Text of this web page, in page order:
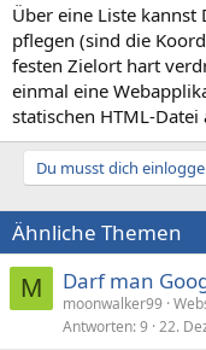
Über eine Liste
pflegen (sind die
festen Zielort hart
einmal eine
statischen HTML-
Du musst dich
Ähnliche Themen
M Darf man
moonwalker99
Antworten 9 22.